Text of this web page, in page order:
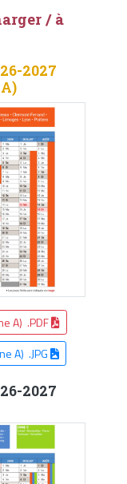
/ à
2027
A) .PDF
A) .JPG
2027